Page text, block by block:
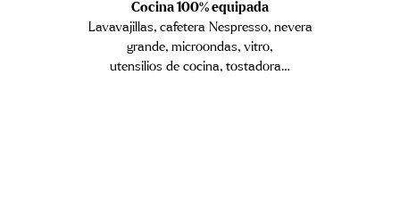
Cocina 100% equipada
Lavavajillas, cafetera Nespresso, nevera
grande, microondas, vitro,
utensilios de cocina, tostadora…